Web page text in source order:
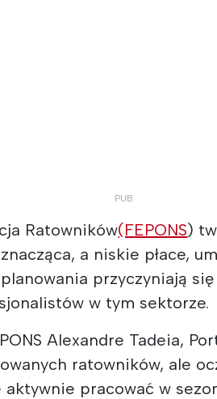
Ratowników(FEPONS)
a niskie płace,
przyczyniają
w tym sektorze.
Alexandre Tadeia,
ratowników, ale
aktywnie pracować w